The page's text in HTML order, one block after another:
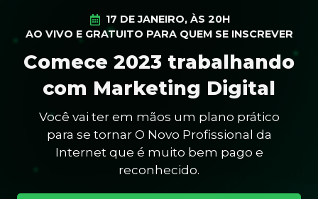
17 DE JANEIRO, ÀS 20H
AO VIVO E GRATUITO PARA QUEM SE INSCREVER
Comece 2023 trabalhando
com Marketing Digital
Você vai ter em mãos um plano prático
para se tornar O Novo Profissional da
Internet que é muito bem pago e
reconhecido.